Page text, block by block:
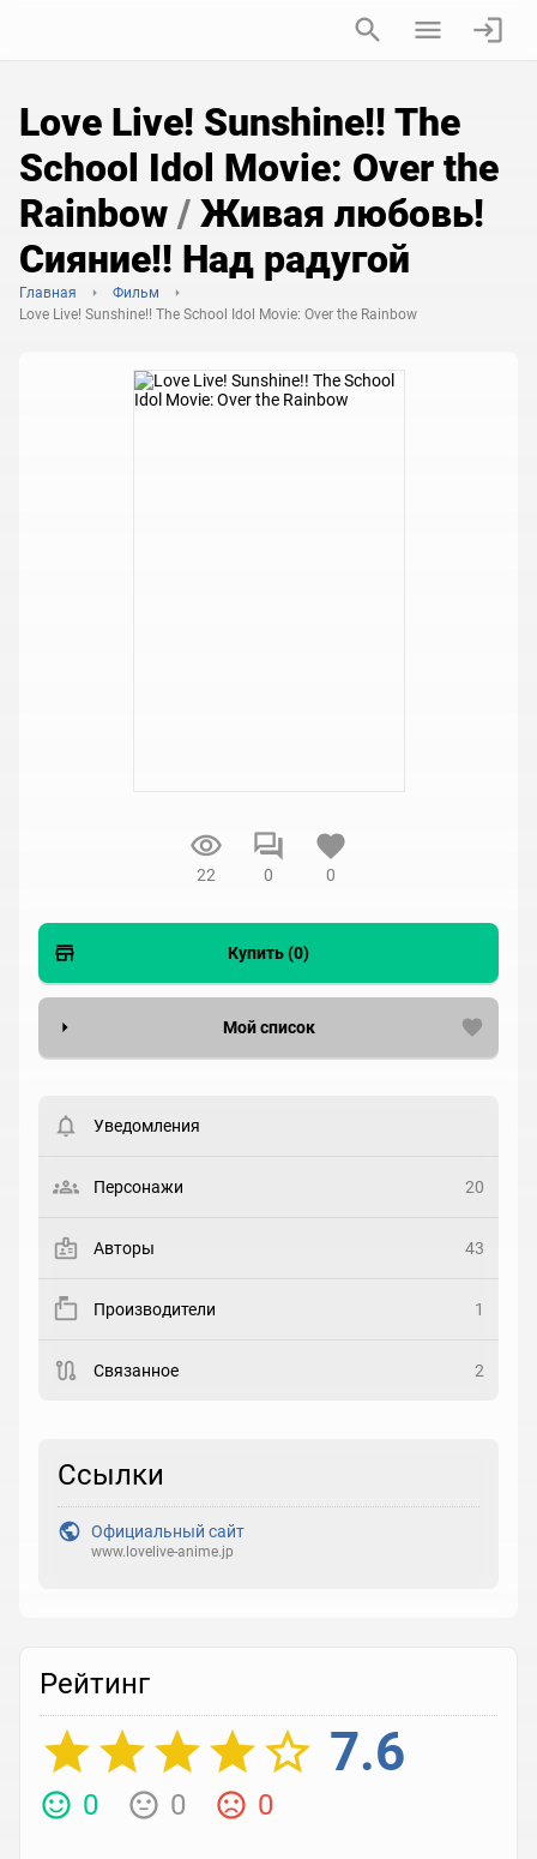
Love Live! Sunshine!! The
School Idol Movie: Over the
Rainbow / Живая любовь!
Сияние!! Над радугой
Главная
Фильм
Love Live! Sunshine!! The School Idol Movie: Over the Rainbow
22 0 0
Купить (0)
Мой список
Статус
Рейтинг
Реакция
Уведомления
Персонажи 20
Авторы 43
Производители 1
Связанное 2
Ссылки
Официальный сайт
www.lovelive-anime.jp
Рейтинг
7.6
0 0 0